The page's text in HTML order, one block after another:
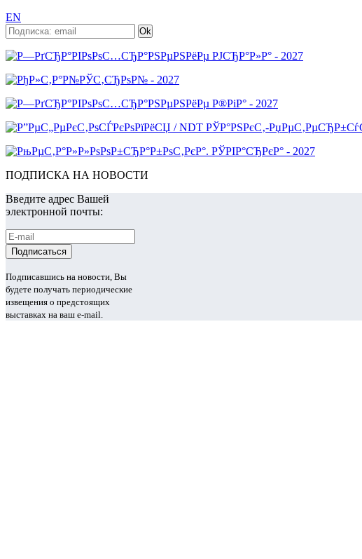
EN
ПОДПИСКА НА НОВОСТИ
Введите адрес Вашей
электронной почты:
Подписавшись на новости, Вы
будете получать периодические
извещения о предстоящих
выставках на ваш e-mail.